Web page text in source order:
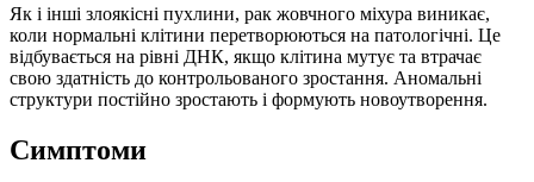
Як і інші злоякісні пухлини, рак жовчного міхура виникає,
коли нормальні клітини перетворюються на патологічні. Це
відбувається на рівні ДНК, якщо клітина мутує та втрачає
свою здатність до контрольованого зростання. Аномальні
структури постійно зростають і формують новоутворення.
Симптоми